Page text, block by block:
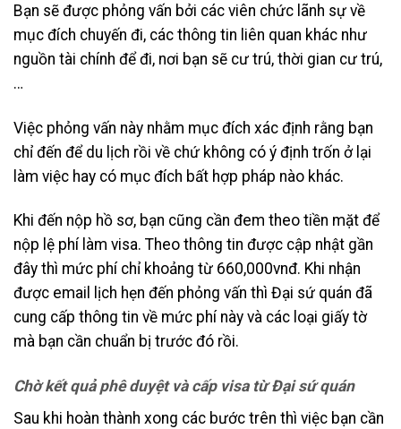
Bạn sẽ được phỏng vấn bởi các viên chức lãnh sự về
mục đích chuyến đi, các thông tin liên quan khác như
nguồn tài chính để đi, nơi bạn sẽ cư trú, thời gian cư trú,
…
Việc phỏng vấn này nhằm mục đích xác định rằng bạn
chỉ đến để du lịch rồi về chứ không có ý định trốn ở lại
làm việc hay có mục đích bất hợp pháp nào khác.
Khi đến nộp hồ sơ, bạn cũng cần đem theo tiền mặt để
nộp lệ phí làm visa. Theo thông tin được cập nhật gần
đây thì mức phí chỉ khoảng từ 660,000vnđ. Khi nhận
được email lịch hẹn đến phỏng vấn thì Đại sứ quán đã
cung cấp thông tin về mức phí này và các loại giấy tờ
mà bạn cần chuẩn bị trước đó rồi.
Chờ kết quả phê duyệt và cấp visa từ Đại sứ quán
Sau khi hoàn thành xong các bước trên thì việc bạn cần